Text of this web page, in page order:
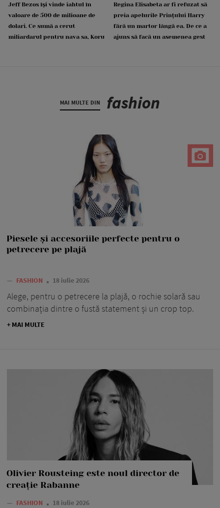
Jeff Bezos își vinde iahtul în
valoare de 500 de milioane de
dolari. Ce sumă a cerut
miliardarul pentru nava sa, Koru
Regina Elisabeta ar fi refuzat să
preia apelurile Prințului Harry
fără un martor lângă ea. De ce a
ajuns să facă un asemenea gest
MAI MULTE DIN fashion
Piesele și accesoriile perfecte pentru o
petrecere pe plajă
— FASHION 18 iulie 2026
Alege, pentru o petrecere la plajă, o rochie solară sau
combinația dintre o fustă statement și un crop top.
+ MAI MULTE
Olivier Rousteing este noul director de
creație Rabanne
— FASHION 18 iulie 2026